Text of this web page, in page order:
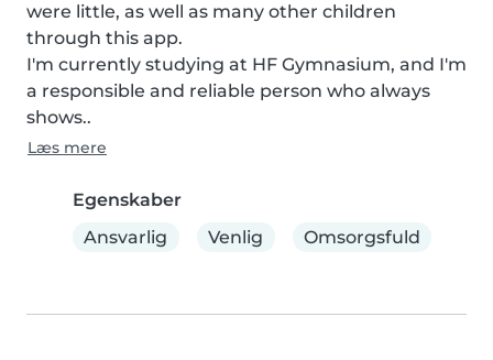
were little, as well as many other children
through this app.
I'm currently studying at HF Gymnasium, and I'm
a responsible and reliable person who always
shows..
Læs mere
Egenskaber
Ansvarlig
Venlig Omsorgsfuld